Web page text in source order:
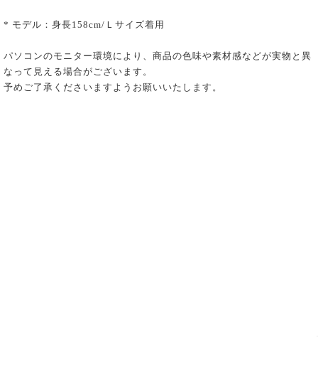
* モデル：身長158cm/Ｌサイズ着用
パソコンのモニター環境により、商品の色味や素材感などが実物と異
なって見える場合がございます。
予めご了承くださいますようお願いいたします。